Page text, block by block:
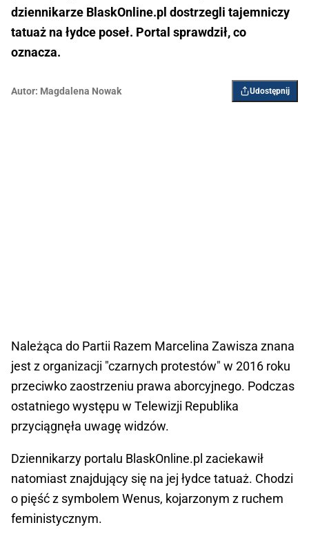
dziennikarze BlaskOnline.pl dostrzegli tajemniczy
tatuaż na łydce poseł. Portal sprawdził, co
oznacza.
Autor: Magdalena Nowak Udostępnij
Należąca do Partii Razem Marcelina Zawisza znana
jest z organizacji "czarnych protestów" w 2016 roku
przeciwko zaostrzeniu prawa aborcyjnego. Podczas
ostatniego występu w Telewizji Republika
przyciągnęła uwagę widzów.
Dziennikarzy portalu BlaskOnline.pl zaciekawił
natomiast znajdujący się na jej łydce tatuaż. Chodzi
o pięść z symbolem Wenus, kojarzonym z ruchem
feministycznym.